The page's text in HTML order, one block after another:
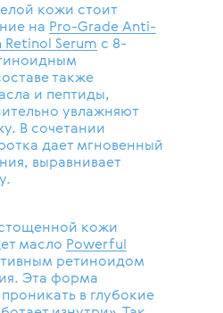
кожи стоит
на Pro-Grade Anti-
Serum с 8-
также
и пептиды,
увлажняют
В сочетании
дает мгновенный
выравнивает
кожи
масло Powerful
ретиноидом
Эта форма
в глубокие